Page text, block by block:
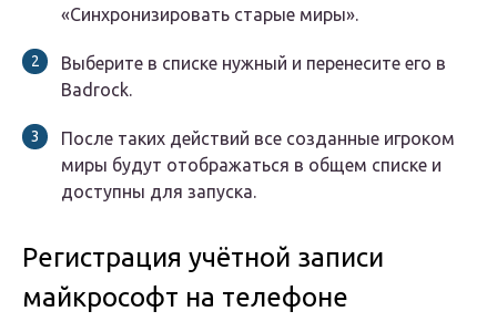
«Синхронизировать старые миры».
Выберите в списке нужный и перенесите его в
Badrock.
После таких действий все созданные игроком
миры будут отображаться в общем списке и
доступны для запуска.
Регистрация учётной записи
майкрософт на телефоне